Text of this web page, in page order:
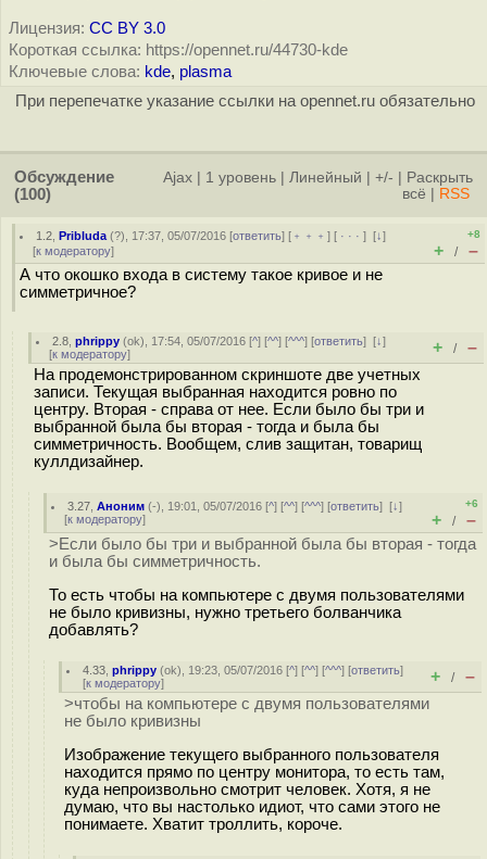
Лицензия: CC BY 3.0
Короткая ссылка: https://opennet.ru/44730-kde
Ключевые слова: kde, plasma
При перепечатке указание ссылки на opennet.ru обязательно
Обсуждение
(100)
Ajax 1 уровень Линейный +/-
Раскрыть
всё
RSS
1.2 ,Pribluda (?), 17:37, 05/07/2016 [ответить] [ ﹢﹢﹢] [ · · ·][↓]
[к модератору]
+8
+ / –
А что окошко входа в систему такое кривое и не
симметричное?
2.8 ,phrippy (ok), 17:54, 05/07/2016 [^] [^^] [^^^] [ответить][↓]
[к модератору] + / –
На продемонстрированном скриншоте две учетных
записи. Текущая выбранная находится ровно по
центру. Вторая - справа от нее. Если было бы три и
выбранной была бы вторая - тогда и была бы
симметричность. Вообщем, слив защитан, товарищ
куллдизайнер.
3.27 ,Аноним (-), 19:01, 05/07/2016 [^] [^^] [^^^] [ответить][↓]
[к модератору]
+6
+ / –
>Если было бы три и выбранной была бы вторая - тогда
и была бы симметричность.
То есть чтобы на компьютере с двумя пользователями
не было кривизны, нужно третьего болванчика
добавлять?
4.33 ,phrippy (ok), 19:23, 05/07/2016 [^] [^^] [^^^] [ответить]
[к модератору] + / –
>чтобы на компьютере с двумя пользователями
не было кривизны
Изображение текущего выбранного пользователя
находится прямо по центру монитора, то есть там,
куда непроизвольно смотрит человек. Хотя, я не
думаю, что вы настолько идиот, что сами этого не
понимаете. Хватит троллить, короче.